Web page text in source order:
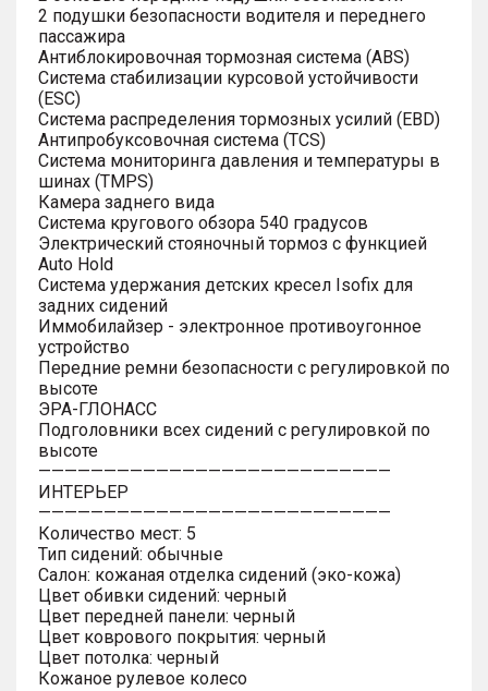
2 подушки безопасности водителя и переднего
пассажира
Антиблокировочная тормозная система (ABS)
Система стабилизации курсовой устойчивости
(ESC)
Система распределения тормозных усилий (EBD)
Антипробуксовочная система (TCS)
Система мониторинга давления и температуры в
шинах (TMPS)
Камера заднего вида
Система кругового обзора 540 градусов
Электрический стояночный тормоз с функцией
Auto Hold
Система удержания детских кресел Isofix для
задних сидений
Иммобилайзер - электронное противоугонное
устройство
Передние ремни безопасности с регулировкой по
высоте
ЭРА-ГЛОНАСС
Подголовники всех сидений с регулировкой по
высоте
———————————————————————————
ИНТЕРЬЕР
———————————————————————————
Количество мест: 5
Тип сидений: обычные
Салон: кожаная отделка сидений (эко-кожа)
Цвет обивки сидений: черный
Цвет передней панели: черный
Цвет коврового покрытия: черный
Цвет потолка: черный
Кожаное рулевое колесо